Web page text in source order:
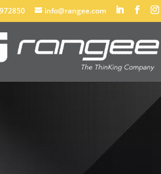
info@rangee.com